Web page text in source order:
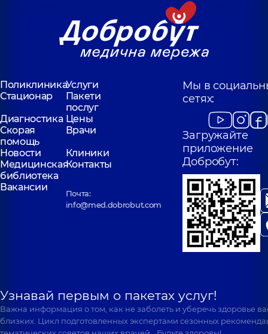
ПоликлиникаУслуги
Стационар
Пакети
послуг
Диагностика Цены
Скорая
помощь
Врачи
Новости
Клиники
Медицинская
библиотека
Контакты
Вакансии
Почта:
info@med.dobrobut.com
Мы в
сетях:
Загружайте
приложение
Добробут:
Узнавай первым о пакетах услуг!
Важна информация о том, как не заболеть и уберечь здоровье
близких. Цикл подготовленных экспертами сезонных